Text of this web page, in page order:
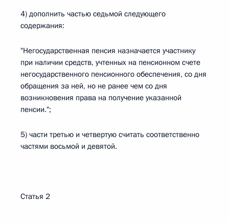
4) дополнить частью седьмой следующего
содержания:
"Негосударственная пенсия назначается участнику
при наличии средств, учтенных на пенсионном счете
негосударственного пенсионного обеспечения, со дня
обращения за ней, но не ранее чем со дня
возникновения права на получение указанной
пенсии.";
5) части третью и четвертую считать соответственно
частями восьмой и девятой.
Статья 2